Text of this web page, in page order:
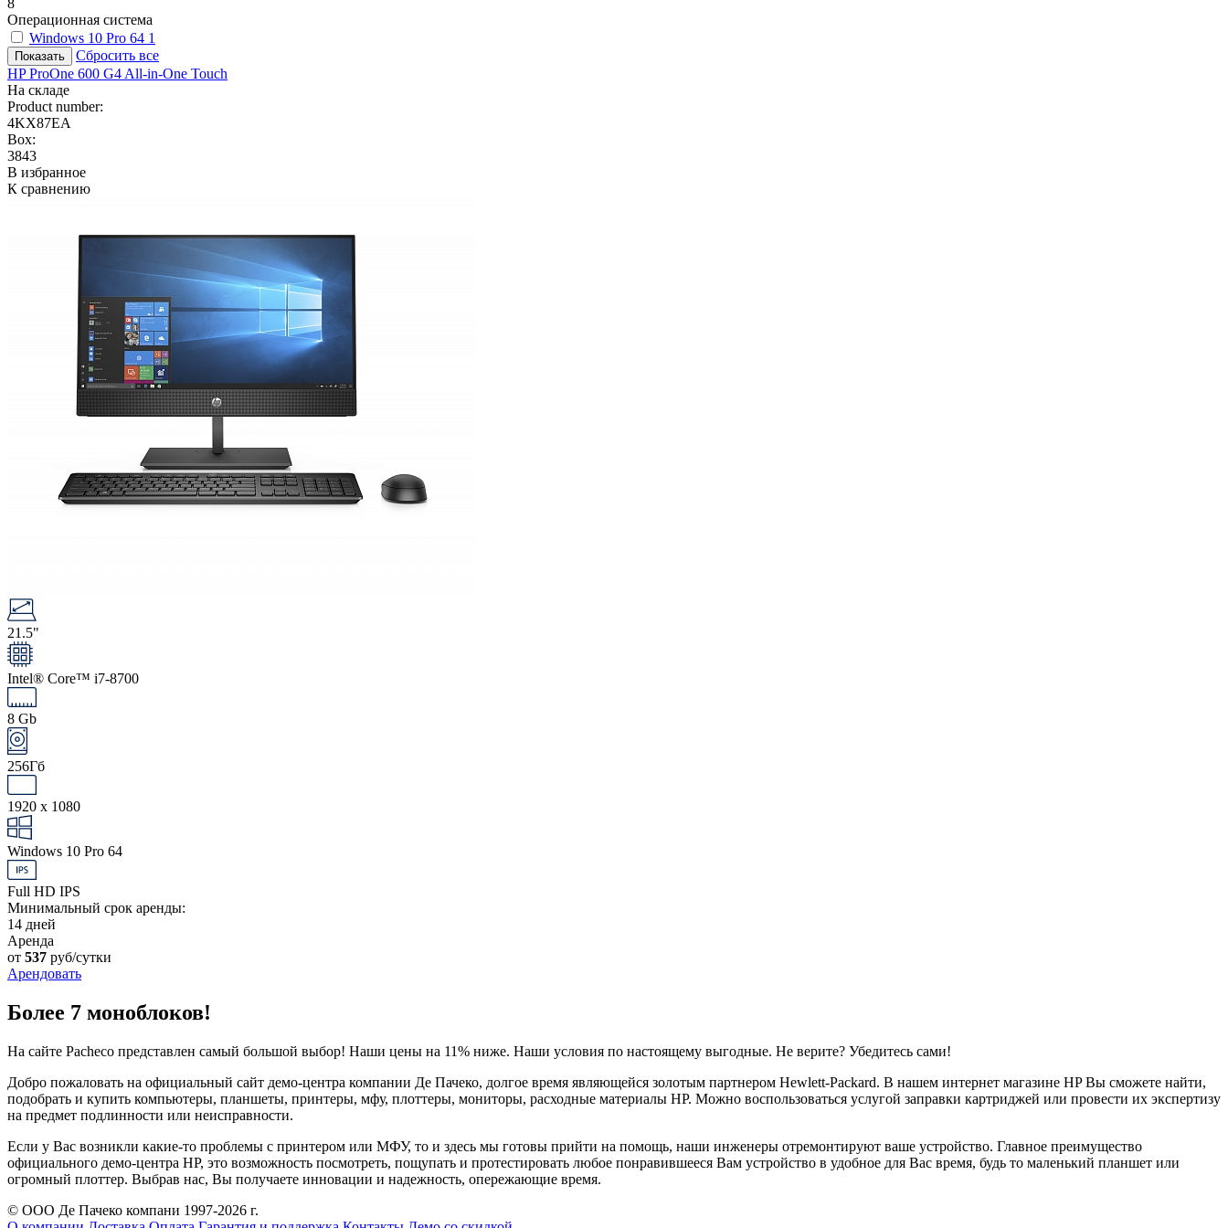
Операционная система
Windows 10 Pro 64 1
Сбросить все
HP ProOne 600 G4 All-in-One Touch
На складе
Product number:
4KX87EA
Box:
3843
В избранное
К сравнению
21.5"
Intel® Core™ i7-8700
8 Gb
256Гб
1920 x 1080
Windows 10 Pro 64
Full HD IPS
Минимальный срок аренды:
14 дней
Аренда
от 537 руб/сутки
Арендовать
Более 7 моноблоков!
На сайте Pacheco представлен самый большой выбор! Наши цены на 11% ниже. Наши условия по настоящему выгодные. Не верите? Убедитесь сами!
Добро пожаловать на официальный сайт демо-центра компании Де Пачеко, долгое время являющейся золотым партнером Hewlett-Packard. В нашем интернет магазине HP Вы сможете найти,
подобрать и купить компьютеры, планшеты, принтеры, мфу, плоттеры, мониторы, расходные материалы HP. Можно воспользоваться услугой заправки картриджей или провести их экспертизу
на предмет подлинности или неисправности.
Если у Вас возникли какие-то проблемы с принтером или МФУ, то и здесь мы готовы прийти на помощь, наши инженеры отремонтируют ваше устройство. Главное преимущество
официального демо-центра HP, это возможность посмотреть, пощупать и протестировать любое понравившееся Вам устройство в удобное для Вас время, будь то маленький планшет или
огромный плоттер. Выбрав нас, Вы получаете инновации и надежность, опережающие время.
© ООО Де Пачеко компани 1997-2026 г.